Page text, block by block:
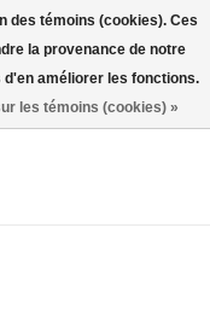
des témoins (cookies). Ces
la provenance de notre
améliorer les fonctions.
les témoins (cookies) »